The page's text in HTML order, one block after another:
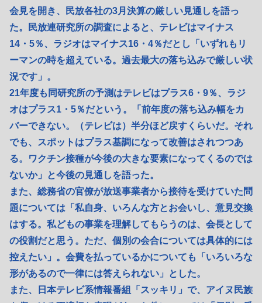
会見を開き、民放各社の3月決算の厳しい見通しを語っ
た。民放連研究所の調査によると、テレビはマイナス
14・5％、ラジオはマイナス16・4％だとし「いずれもリ
ーマンの時を超えている。過去最大の落ち込みで厳しい状
況です」。
21年度も同研究所の予測はテレビはプラス6・9％、ラジ
オはプラス1・5％だという。「前年度の落ち込み幅をカ
バーできない。（テレビは）半分ほど戻すくらいだ。それ
でも、スポットはプラス基調になって改善はされつつあ
る。ワクチン接種が今後の大きな要素になってくるのでは
ないか」と今後の見通しを語った。
また、総務省の官僚が放送事業者から接待を受けていた問
題については「私自身、いろんな方とお会いし、意見交換
はする。私どもの事業を理解してもらうのは、会長として
の役割だと思う。ただ、個別の会合については具体的には
控えたい」。会費を払っているかについても「いろいろな
形があるので一律には答えられない」とした。
また、日本テレビ系情報番組「スッキリ」で、アイヌ民族